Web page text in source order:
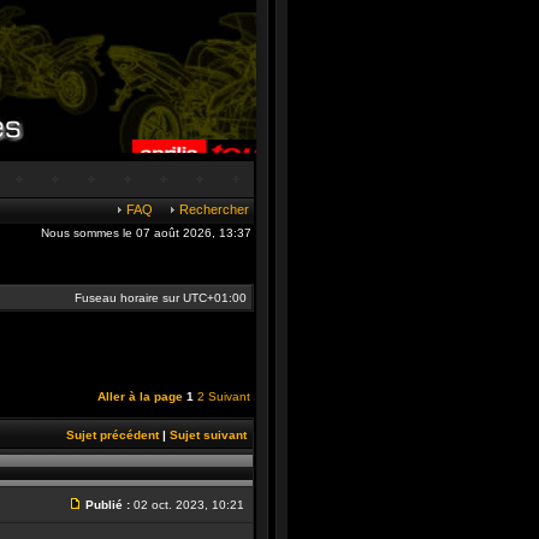
FAQ Rechercher
Nous sommes le 07 août 2026, 13:37
Fuseau horaire surUTC+01:00
Aller à la page 1 2 Suivant
Sujet précédent| Sujet suivant
Publié : 02 oct. 2023, 10:21